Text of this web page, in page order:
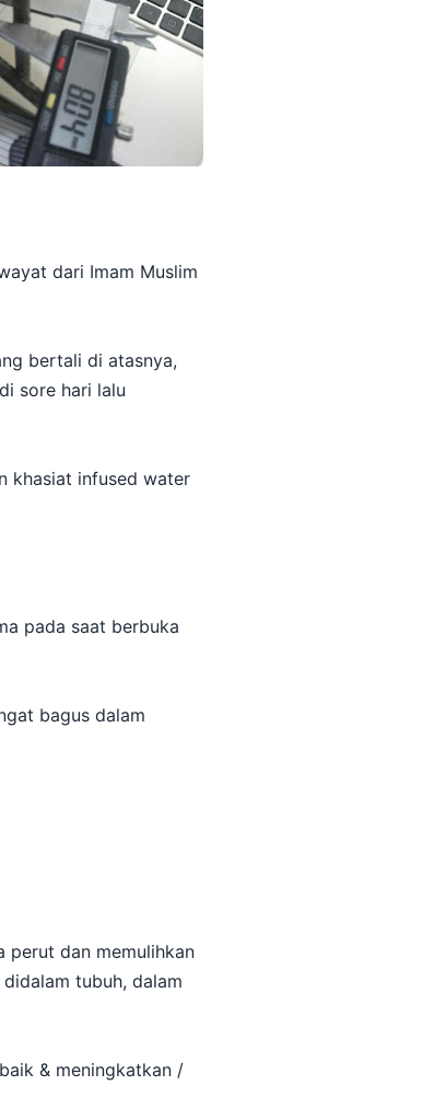
dari Imam Muslim
bertali di atasnya,
sore hari lalu
khasiat infused water
pada saat berbuka
bagus dalam
perut dan memulihkan
tubuh, dalam
& meningkatkan /